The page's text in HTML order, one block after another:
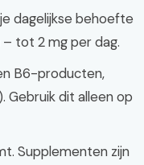
dagelijkse behoefte
tot 2 mg per dag.
B6-producten,
Gebruik dit alleen op
Supplementen zijn